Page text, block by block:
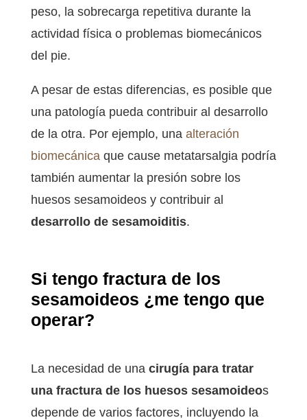
peso, la sobrecarga repetitiva durante la
actividad física o problemas biomecánicos
del pie.
A pesar de estas diferencias, es posible que
una patología pueda contribuir al desarrollo
de la otra. Por ejemplo, una alteración
biomecánica que cause metatarsalgia podría
también aumentar la presión sobre los
huesos sesamoideos y contribuir al
desarrollo de sesamoiditis.
Si tengo fractura de los
sesamoideos ¿me tengo que
operar?
La necesidad de una cirugía para tratar
una fractura de los huesos sesamoideos
depende de varios factores, incluyendo la